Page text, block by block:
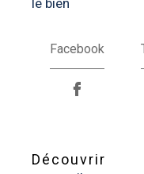
Facebook
découvrir